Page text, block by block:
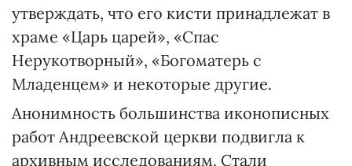
утверждать, что его кисти принадлежат в
храме «Царь царей», «Спас
Нерукотворный», «Богоматерь с
Младенцем» и некоторые другие.
Анонимность большинства иконописных
работ Андреевской церкви подвигла к
архивным исследованиям. Стали